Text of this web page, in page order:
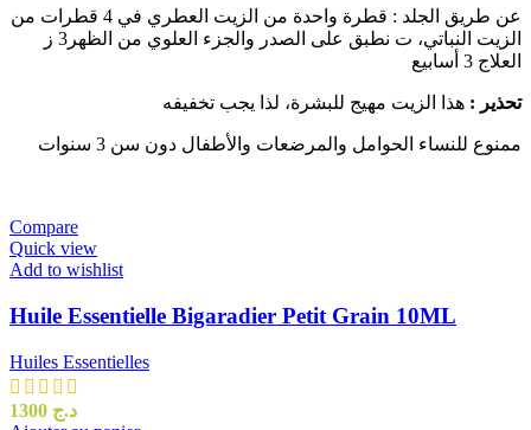
عن طريق الجلد : قطرة واحدة من الزيت العطري في 4 قطرات من
الزيت النباتي، ت نطبق على الصدر والجزء العلوي من الظهر3 ز
العلاج 3 أسابيع
تحذير : هذا الزيت مهيج للبشرة، لذا يجب تخفيفه
ممنوع للنساء الحوامل والمرضعات والأطفال دون سن 3 سنوات
Compare
Quick view
Add to wishlist
Huile Essentielle Bigaradier Petit Grain 10ML
Huiles Essentielles
د.ج